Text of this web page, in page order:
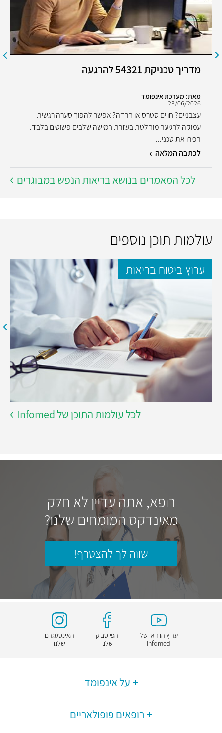
מדריך טכניקת 54321 להרגעה
מאת: מערכת אינפומד
23/06/2026
עצבניים? חווים סטרס או חרדה? אפשר להפוך סערה רגשית
עמוקה לרגיעה מוחלטת בעזרת חמישה שלבים פשוטים בלבד.
הכירו את טכני...
לכתבה המלאה
לכל המאמרים בנושא בריאות הנפש במבוגרים
עולמות תוכן נוספים
ערוץ ביטוח בריאות
לכל עולמות התוכן של Infomed
רופא, אתה עדיין לא חלק
מאינדקס המומחים שלנו?
שווה לך להצטרף!
ערוץ הוידאו של
Infomed
הפייסבוק
שלנו
האינסטגרם
שלנו
על אינפומד
רופאים פופולאריים